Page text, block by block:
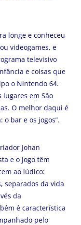
longe e conheceu
videogames, e
televisivo
e coisas que
o Nintendo 64.
lugares em São
O melhor daqui é
bar e os jogos”.
Johan
e o jogo têm
ao lúdico:
separados da vida
da
é característica
pelo